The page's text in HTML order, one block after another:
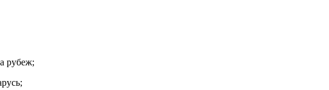
рубеж;